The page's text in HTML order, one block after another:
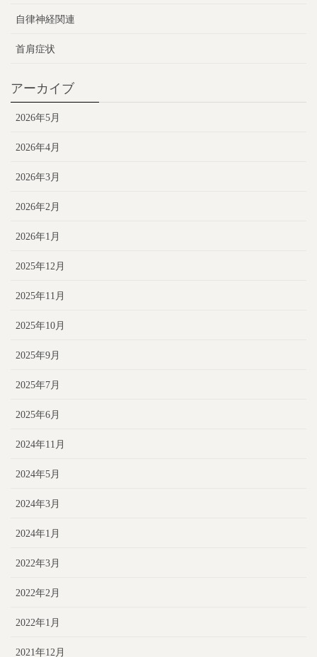
自律神経関連
首肩症状
アーカイブ
2026年5月
2026年4月
2026年3月
2026年2月
2026年1月
2025年12月
2025年11月
2025年10月
2025年9月
2025年7月
2025年6月
2024年11月
2024年5月
2024年3月
2024年1月
2022年3月
2022年2月
2022年1月
2021年12月